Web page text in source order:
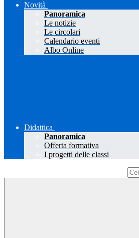
Novità
Panoramica
Le notizie
Le circolari
Calendario eventi
Albo Online
Didattica
Panoramica
Offerta formativa
I progetti delle classi